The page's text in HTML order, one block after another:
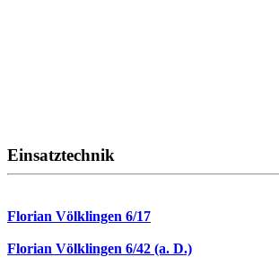
Einsatztechnik
Florian Völklingen 6/17
Florian Völklingen 6/42 (a. D.)